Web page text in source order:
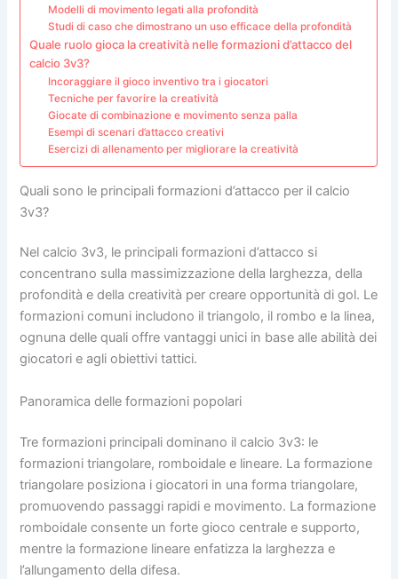
Modelli di movimento legati alla profondità
Studi di caso che dimostrano un uso efficace della profondità
Quale ruolo gioca la creatività nelle formazioni d’attacco del
calcio 3v3?
Incoraggiare il gioco inventivo tra i giocatori
Tecniche per favorire la creatività
Giocate di combinazione e movimento senza palla
Esempi di scenari d’attacco creativi
Esercizi di allenamento per migliorare la creatività
Quali sono le principali formazioni d’attacco per il calcio
3v3?
Nel calcio 3v3, le principali formazioni d’attacco si
concentrano sulla massimizzazione della larghezza, della
profondità e della creatività per creare opportunità di gol. Le
formazioni comuni includono il triangolo, il rombo e la linea,
ognuna delle quali offre vantaggi unici in base alle abilità dei
giocatori e agli obiettivi tattici.
Panoramica delle formazioni popolari
Tre formazioni principali dominano il calcio 3v3: le
formazioni triangolare, romboidale e lineare. La formazione
triangolare posiziona i giocatori in una forma triangolare,
promuovendo passaggi rapidi e movimento. La formazione
romboidale consente un forte gioco centrale e supporto,
mentre la formazione lineare enfatizza la larghezza e
l’allungamento della difesa.